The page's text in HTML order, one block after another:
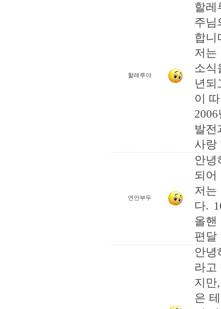
할레루야
할레
주
합니
저는
소
년되
이
발전
사랑
연안부두
안녕
되어
저
다.
올핸
편달
안녕
라고
지만
은